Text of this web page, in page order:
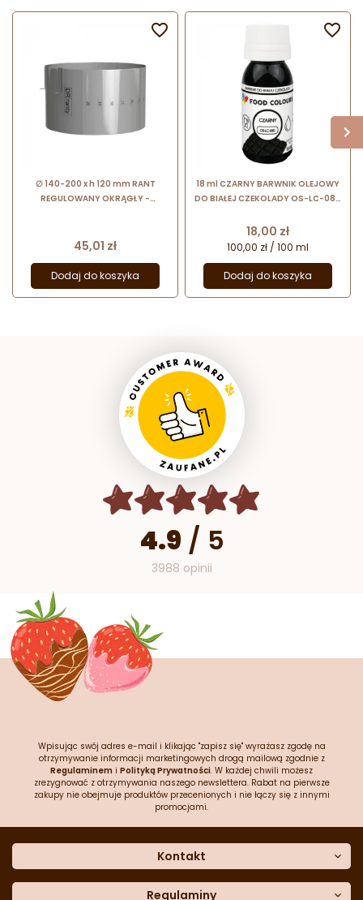
∅ 140-200 x h 120 mm RANT
REGULOWANY OKRĄGŁY -
Cena
45,01 zł
Dodaj do koszyka

18 ml CZARNY BARWNIK OLEJOWY
DO BIAŁEJ CZEKOLADY OS-LC-080
spożywczy w formie emulsji
Cena
18,00 zł
100,00 zł / 100 ml
Dodaj do koszyka

4.9 / 5
3988 opinii
Wpisując swój adres e-mail i klikając "zapisz się" wyrażasz zgodę na
otrzymywanie informacji marketingowych drogą mailową zgodnie z
Regulaminem i Polityką Prywatności. W każdej chwili możesz
zrezygnować z otrzymywania naszego newslettera. Rabat na pierwsze
zakupy nie obejmuje produktów przecenionych i nie łączy się z innymi
promocjami.
Kontakt
Dane kontaktowe
Regulaminy